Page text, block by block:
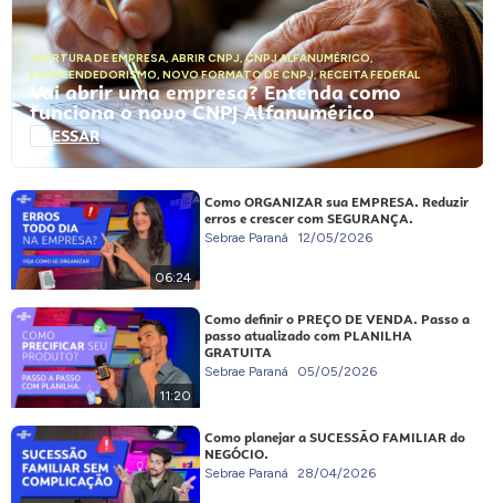
ABERTURA DE EMPRESA, ABRIR CNPJ,CNPJ ALFANUMÉRICO,
EMPREENDEDORISMO, NOVO FORMATO DE CNPJ,RECEITA FEDERAL
Vai abrir uma empresa? Entenda como
funciona o novo CNPJ Alfanumérico
ACESSAR
06:24
Como ORGANIZAR sua EMPRESA. Reduzir
erros e crescer com SEGURANÇA.
Sebrae Paraná 12/05/2026
11:20
Como definir o PREÇO DE VENDA. Passo a
passo atualizado com PLANILHA
GRATUITA
Sebrae Paraná 05/05/2026
Como planejar a SUCESSÃO FAMILIAR do
NEGÓCIO.
Sebrae Paraná 28/04/2026